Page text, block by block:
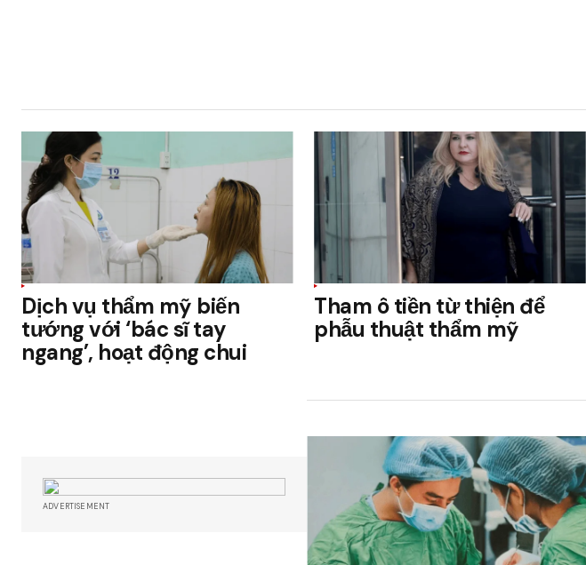
Dịch vụ thẩm mỹ biến
tướng với ‘bác sĩ tay
ngang’, hoạt động chui
Tham ô tiền từ thiện để
phẫu thuật thẩm mỹ
ADVERTISEMENT